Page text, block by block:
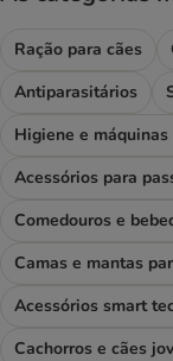
Ração para cães
Antiparasitários
Acessórios para
Comedouros e
Camas e mantas
Acessórios smart
Cachorros e cães